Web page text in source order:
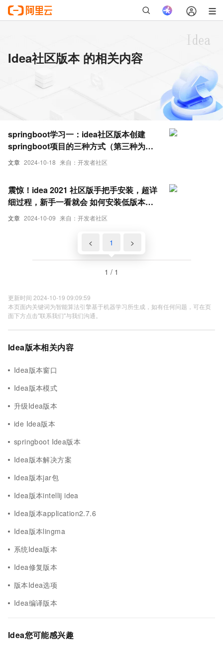
Idea社区版本 的相关内容
文章 2024-10-18 来自：开发者社区
springboot学习一：idea社区版本创建
springboot项目的三种方式（第三种为
主）
文章 2024-10-09 来自：开发者社区
震惊！idea 2021 社区版手把手安装，超详
细过程，新手一看就会 如何安装低版本的
IDEA？ IDEA安装过程中版本冲突怎么办
< 1 >
1 / 1
更新时间 2024-10-19 09:09:59
本页面内关键词为智能算法引擎基于机器学习所生成，如有任何问题，可在页
面下方点击"联系我们"与我们沟通。
Idea版本相关内容
Idea版本窗口
Idea版本模式
升级Idea版本
ide Idea版本
springboot Idea版本
Idea版本解决方案
Idea版本jar包
Idea版本intellij idea
Idea版本application2.7.6
Idea版本lingma
系统Idea版本
Idea修复版本
版本Idea选项
Idea编译版本
Idea您可能感兴趣